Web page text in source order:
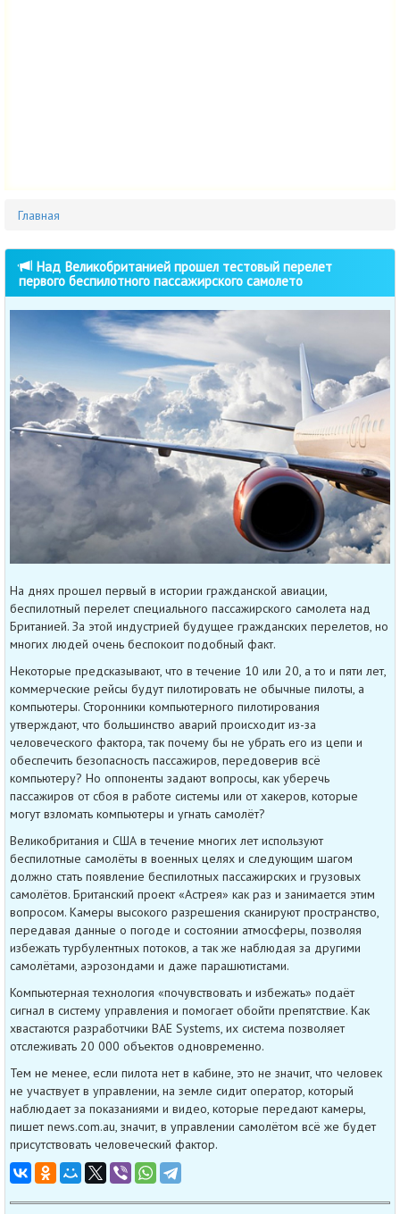
Главная
Над Великобританией прошел тестовый перелет
первого беспилотного пассажирского самолето
На днях прошел первый в истории гражданской авиации,
беспилотный перелет специального пассажирского самолета над
Британией. За этой индустрией будущее гражданских перелетов, но
многих людей очень беспокоит подобный факт.
Некоторые предсказывают, что в течение 10 или 20, а то и пяти лет,
коммерческие рейсы будут пилотировать не обычные пилоты, а
компьютеры. Сторонники компьютерного пилотирования
утверждают, что большинство аварий происходит из-за
человеческого фактора, так почему бы не убрать его из цепи и
обеспечить безопасность пассажиров, передоверив всё
компьютеру? Но оппоненты задают вопросы, как уберечь
пассажиров от сбоя в работе системы или от хакеров, которые
могут взломать компьютеры и угнать самолёт?
Великобритания и США в течение многих лет используют
беспилотные самолёты в военных целях и следующим шагом
должно стать появление беспилотных пассажирских и грузовых
самолётов. Британский проект «Астрея» как раз и занимается этим
вопросом. Камеры высокого разрешения сканируют пространство,
передавая данные о погоде и состоянии атмосферы, позволяя
избежать турбулентных потоков, а так же наблюдая за другими
самолётами, аэрозондами и даже парашютистами.
Компьютерная технология «почувствовать и избежать» подаёт
сигнал в систему управления и помогает обойти препятствие. Как
хвастаются разработчики BAE Systems, их система позволяет
отслеживать 20 000 объектов одновременно.
Тем не менее, если пилота нет в кабине, это не значит, что человек
не участвует в управлении, на земле сидит оператор, который
наблюдает за показаниями и видео, которые передают камеры,
пишет news.com.au, значит, в управлении самолётом всё же будет
присутствовать человеческий фактор.